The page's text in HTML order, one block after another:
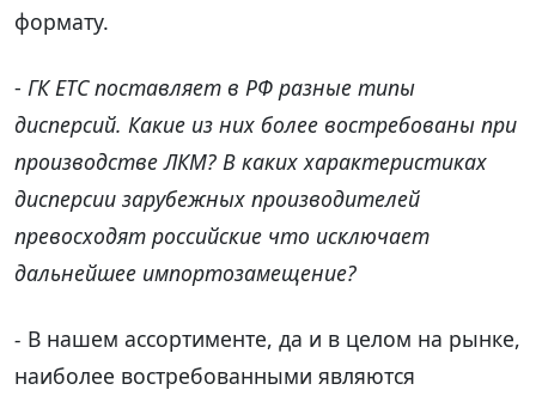
формату.
- ГК ЕТС поставляет в РФ разные типы
дисперсий. Какие из них более востребованы при
производстве ЛКМ? В каких характеристиках
дисперсии зарубежных производителей
превосходят российские что исключает
дальнейшее импортозамещение?
- В нашем ассортименте, да и в целом на рынке,
наиболее востребованными являются